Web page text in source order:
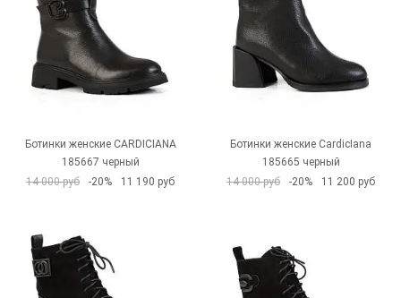
Ботинки женские CARDICIANA
185667 черный
14 000 руб
-20% 11 190 руб
Ботинки женские CardicIana
185665 черный
14 000 руб
-20% 11 200 руб